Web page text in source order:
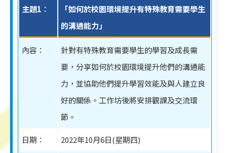
主題1︰
「如何於校園環境提升有特殊教育需要學生
的溝通能力」
內容：
針對有特殊教育需要學生的學習及成長需
要，分享如何於校園環境提升他們的溝通能
力，並協助他們提升學習效能及與人建立良
好的關係。工作坊後將安排觀課及交流環
節。
日期： 2022年10月6日(星期四)